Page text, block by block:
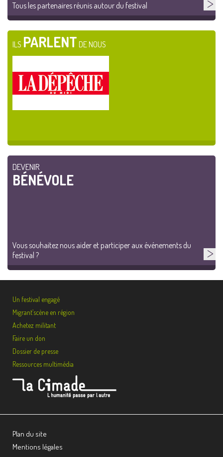
Tous les partenaires réunis autour du festival
ILS PARLENT DE NOUS
DEVENIR
BÉNÉVOLE
Vous souhaitez nous aider et participer aux événements du
festival ?
Un festival engagé
Migrant’scène en région
Achetez militant
Faire un don
Dossier de presse
Ressources multimédia
Plan du site
Mentions légales